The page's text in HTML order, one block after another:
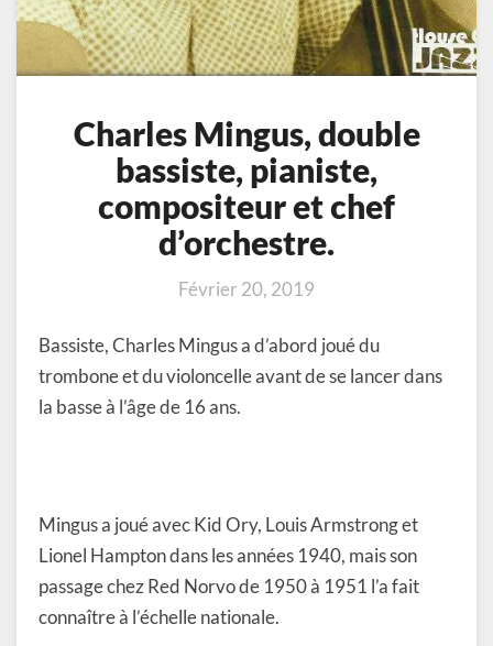
Charles Mingus, double
bassiste, pianiste,
compositeur et chef
d’orchestre.
Février 20, 2019
Bassiste, Charles Mingus a d’abord joué du
trombone et du violoncelle avant de se lancer dans
la basse à l’âge de 16 ans.
Mingus a joué avec Kid Ory, Louis Armstrong et
Lionel Hampton dans les années 1940, mais son
passage chez Red Norvo de 1950 à 1951 l’a fait
connaître à l’échelle nationale.